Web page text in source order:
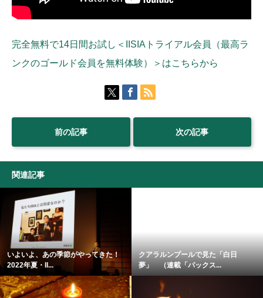
完全無料で14日間お試し＜IISIAトライアル会員（最高ラ
ンクのゴールド会員を無料体験）＞はこちらから
前の記事 次の記事
関連記事
いよいよ、あの季節がやってきた！
2022年夏・II...
クアラルンプールで見た「白日
夢」 （連載「パックス...